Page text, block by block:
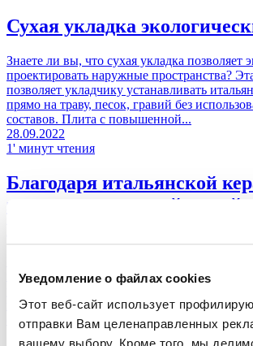
Уведомление о файлах cookies
Этот веб-сайт использует
отправки Вам целенаправленных
вашему выбору. Кроме того, мы
Сухая укладка
Знаете ли вы, что сухая укладка позволяет
проектировать наружные пространства?
позволяет укладчику устанавливать
прямо на траву, песок, гравий без
составов. Плита с повышенной...
28.09.2022
1' минут чтения
Благодаря итальянской
экологически устойчивый
керамики соответствует высоким
из итальянской керамики, экологически
самой плитки, долговечной,...